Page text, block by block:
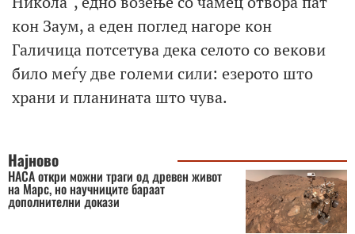
кон Заум, а еден поглед нагоре кон
Галичица потсетува дека селото со векови
било меѓу две големи сили: езерото што
храни и планината што чува.
Најново
НАСА откри можни траги од древен живот
на Марс, но научниците бараат
дополнителни докази